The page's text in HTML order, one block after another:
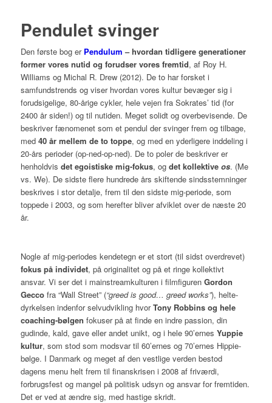
Pendulet svinger
Den første bog er Pendulum – hvordan tidligere generationer
former vores nutid og forudser vores fremtid, af Roy H.
Williams og Michal R. Drew (2012). De to har forsket i
samfundstrends og viser hvordan vores kultur bevæger sig i
forudsigelige, 80-årige cykler, hele vejen fra Sokrates’ tid (for
2400 år siden!) og til nutiden. Meget solidt og overbevisende. De
beskriver fænomenet som et pendul der svinger frem og tilbage,
med 40 år mellem de to toppe, og med en yderligere inddeling i
20-års perioder (op-ned-op-ned). De to poler de beskriver er
henholdvis det egoistiske mig-fokus, og det kollektive os. (Me
vs. We). De sidste flere hundrede års skiftende sindsstemninger
beskrives i stor detalje, frem til den sidste mig-periode, som
toppede i 2003, og som herefter bliver afviklet over de næste 20
år.
Nogle af mig-periodes kendetegn er et stort (til sidst overdrevet)
fokus på individet, på originalitet og på et ringe kollektivt
ansvar. Vi ser det i mainstreamkulturen i filmfiguren Gordon
Geccofra “Wall Street” (“greed is good… greed works”), helte-
dyrkelsen indenfor selvudvikling hvorTony Robbins og hele
coaching-bølgen fokuser på at finde en indre passion, din
gudinde, kald, gave eller andet unikt, og i hele 90’ernes Yuppie
kultur, som stod som modsvar til 60’ernes og 70’ernes Hippie-
bølge. I Danmark og meget af den vestlige verden bestod
dagens menu helt frem til finanskrisen i 2008 af friværdi,
forbrugsfest og mangel på politisk udsyn og ansvar for fremtiden.
Det er ved at ændre sig, med hastige skridt.